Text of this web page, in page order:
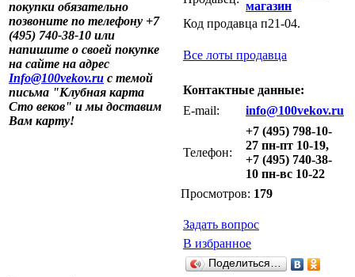
покупки обязательно
позвоните по телефону +7
(495) 740-38-10 или
напишите о своей покупке
на сайте на адрес
Info@100vekov.ru с темой
письма "Клубная карта
Сто веков" и мы доставим
Вам карту!
магазин
Код продавца п21-04.
Все лоты продавца
Контактные данные:
E-mail:
info@100vekov.ru
Телефон:
+7 (495) 798-10-
27 пн-пт 10-19,
+7 (495) 740-38-
10 пн-вс 10-22
Просмотров: 179
Задать вопрос
В избранное
Поделиться…